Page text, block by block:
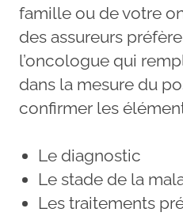
famille ou de votre
des assureurs
l’oncologue qui
dans la mesure du
confirmer les
Le diagnostic
Le stade de la
Les traitements